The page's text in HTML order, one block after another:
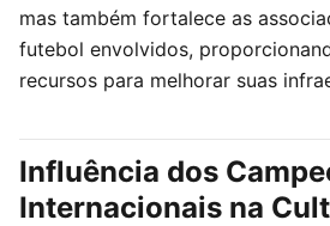
mas também fortalece as
futebol envolvidos,
recursos para melhorar suas
Influência dos
Internacionais na